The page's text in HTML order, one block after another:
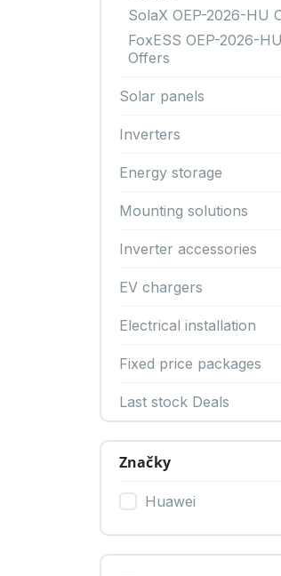
SolaX OEP-2026-HU
FoxESS OEP-2026-HU
Offers
Solar panels
Inverters
Energy storage
Mounting solutions
Inverter accessories
EV chargers
Electrical installation
Fixed price packages
Last stock Deals
Značky
Huawei